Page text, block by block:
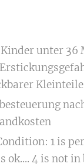
unter 36
1 is
ok.... 4 is not in